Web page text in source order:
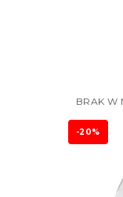
BRAK W
-20%